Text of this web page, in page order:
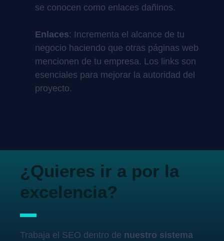
se conocen como enlaces dañinos.
Enlaces: Incrementa el alcance de tu
negocio haciendo que otras páginas web
mencionen de tu empresa. Los links son
esenciales para mejorar la autoridad del
proyecto.
¿Quieres ir a por la
excelencia?
Trabaja el SEO dentro de nuestro sistema